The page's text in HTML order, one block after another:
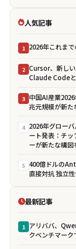
人気記事
1 2026年これま
2 Cursor、新しい
Claude Code
3 中国AI産業
兆元規模が新た
4 2026年グロー
ート発表：チ
ーが新たな構図
5 400億ドルの
直接対抗 独立
最新記事
1 アリババ、
クベンチマーク